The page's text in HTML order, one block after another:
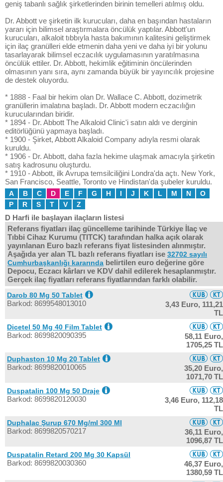
geniş tabanlı sağlık şirketlerinden birinin temelleri atılmış oldu.
Dr. Abbott ve şirketin ilk kurucuları, daha en başından hastaların
yararı için bilimsel araştırmalara öncülük yaptılar. Abbott'un
kurucuları, alkaloit tıbbıyla hasta bakımının kalitesini geliştirmek
için ilaç granülleri elde etmenin daha yeni ve daha iyi bir yolunu
tasarlayarak bilimsel eczacılık uygulamasının yaratılmasına
öncülük ettiler. Dr. Abbott, hekimlik eğitiminin öncülerinden
olmasının yanı sıra, aynı zamanda büyük bir yayıncılık projesine
de destek oluyordu.
* 1888 - Faal bir hekim olan Dr. Wallace C. Abbott, dozimetrik
granüllerin imalatına başladı. Dr. Abbott modern eczacılığın
kurucularından biridir.
* 1894 - Dr. Abbott The Alkaloid Clinic'i satın aldı ve derginin
editörlüğünü yapmaya başladı.
* 1900 - Şirket, Abbott Alkaloid Company adıyla resmi olarak
kuruldu.
* 1906 - Dr. Abbott, daha fazla hekime ulaşmak amacıyla şirketin
satış kadrosunu oluşturdu.
* 1910 - Abbott, ilk Avrupa temsilciliğini Londra'da açtı. New York,
San Francisco, Seattle, Toronto ve Hindistan'da şubeler kuruldu.
A B C D E F G H I J K L M N
O
P
R S T V Z
D Harfi ile başlayan ilaçların listesi
Referans fiyatları ilaç güncelleme tarihinde Türkiye İlaç ve
Tıbbi Cihaz Kurumu (TITCK) tarafından halka açık olarak
yayınlanan Euro bazlı referans fiyat listesinden alınmıştır.
Aşağıda yer alan TL bazlı referans fiyatları ise 32702 sayılı
Cumhurbaşkanlığı kararında belirtilen euro değerine göre
Depocu, Eczacı kârları ve KDV dahil edilerek hesaplanmıştır.
Gerçek ilaç fiyatları referans fiyatlarından farklı olabilir.
Darob 80 Mg 50 Tablet
Barkod: 8699548013010 3,43 Euro, 111,21
TL
Dicetel 50 Mg 40 Film Tablet
Barkod: 8699820090395
58,11 Euro,
1705,25 TL
Duphaston 10 Mg 20 Tablet
Barkod: 8699820010065
35,20 Euro,
1071,70 TL
Duspatalin 100 Mg 50 Draje
Barkod: 8699820120030 3,46 Euro, 112,18
TL
Duphalac Şurup 670 Mg/ml 300 Ml
Barkod: 8699820570217
36,11 Euro,
1096,87 TL
Duspatalin Retard 200 Mg 30 Kapsül
Barkod: 8699820030360
46,37 Euro,
1380,59 TL